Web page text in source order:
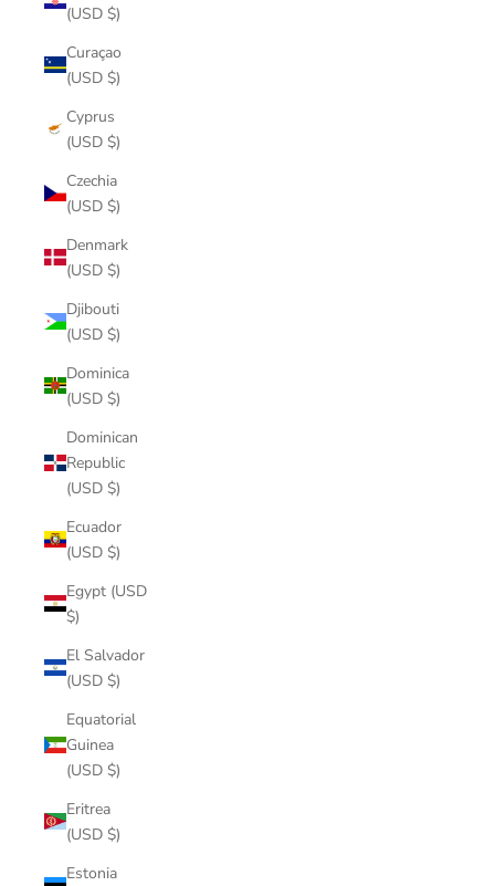
(USD $)
Curaçao
(USD $)
Cyprus
(USD $)
Czechia
(USD $)
Denmark
(USD $)
Djibouti
(USD $)
Dominica
(USD $)
Dominican
Republic
(USD $)
Ecuador
(USD $)
Egypt (USD
$)
El Salvador
(USD $)
Equatorial
Guinea
(USD $)
Eritrea
(USD $)
Estonia